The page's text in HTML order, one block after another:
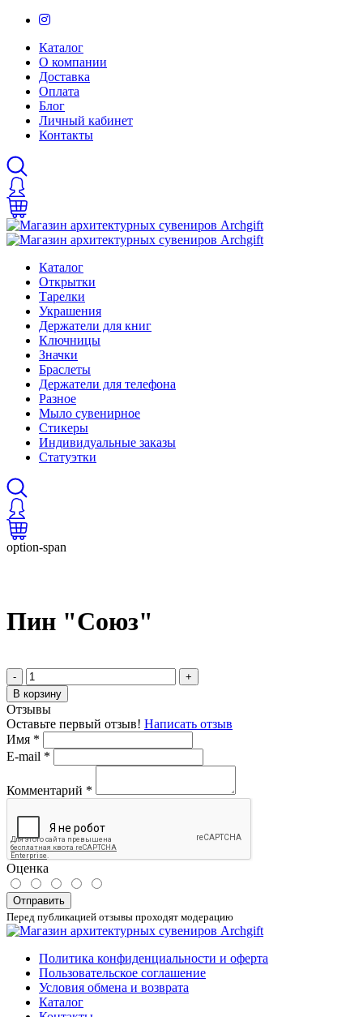
Каталог
О компании
Доставка
Оплата
Блог
Личный кабинет
Контакты
Каталог
Открытки
Тарелки
Украшения
Держатели для книг
Ключницы
Значки
Браслеты
Держатели для телефона
Разное
Мыло сувенирное
Стикеры
Индивидуальные заказы
Статуэтки
option-span
Пин "Союз"
-
+
В корзину
Отзывы
Оставьте первый отзыв! Написать отзыв
Имя *
E-mail *
Комментарий *
Оценка
Отправить
Перед публикацией отзывы проходят модерацию
Политика конфиденциальности и оферта
Пользовательское соглашение
Условия обмена и возврата
Каталог